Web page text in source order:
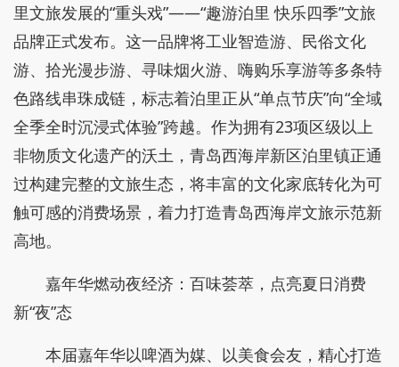
里文旅发展的“重头戏”——“趣游泊里 快乐四季”文旅
品牌正式发布。这一品牌将工业智造游、民俗文化
游、拾光漫步游、寻味烟火游、嗨购乐享游等多条特
色路线串珠成链，标志着泊里正从“单点节庆”向“全域
全季全时沉浸式体验”跨越。作为拥有23项区级以上
非物质文化遗产的沃土，青岛西海岸新区泊里镇正通
过构建完整的文旅生态，将丰富的文化家底转化为可
触可感的消费场景，着力打造青岛西海岸文旅示范新
高地。
嘉年华燃动夜经济：百味荟萃，点亮夏日消费
新“夜”态
本届嘉年华以啤酒为媒、以美食会友，精心打造